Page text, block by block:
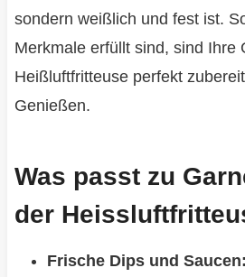
sondern weißlich und fest ist.
Merkmale erfüllt sind, sind Ihre
Heißluftfritteuse perfekt
Genießen.
Was passt zu
der
Frische Dips und Saucen: